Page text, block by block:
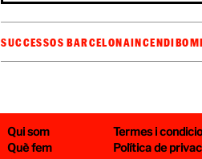
SUCCESSOS BARCELONAINCENDI
Qui som
Què fem
Termes i
Política de